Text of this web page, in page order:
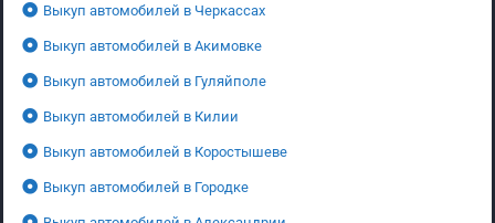
Выкуп автомобилей в Черкассах
Выкуп автомобилей в Акимовке
Выкуп автомобилей в Гуляйполе
Выкуп автомобилей в Килии
Выкуп автомобилей в Коростышеве
Выкуп автомобилей в Городке